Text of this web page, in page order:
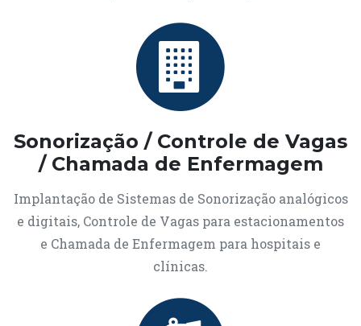
Sonorização / Controle de Vagas
/ Chamada de Enfermagem
Implantação de Sistemas de Sonorização analógicos
e digitais, Controle de Vagas para estacionamentos
e Chamada de Enfermagem para hospitais e
clínicas.